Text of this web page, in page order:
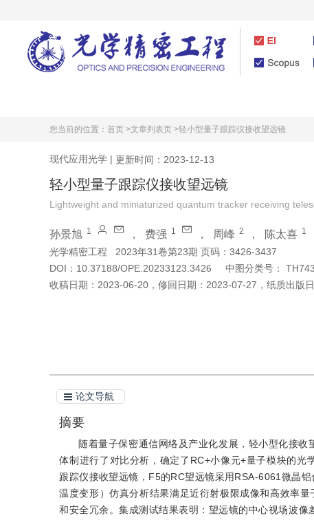
您当前的位置： 首页 >文章列表页 >轻小型量子跟踪仪接收望远镜
现代应用光学 | 更新时间：2023-12-13
轻小型量子跟踪仪接收望远镜
Lightweight and miniaturized quantum tracker receiving
孙景旭 1 ， 费强 1 ， 周峰 2 ， 陈太喜 1
光学精密工程
2023年31卷第23期 页码：3426-3437
DOI： 10.37188/OPE.20233123.3426 中图分类号：
收稿日期： 2023-06-20 ， 修回日期： 2023-07-27 ， 纸质出版日
论文导航
摘要
随着量子保密通信网络及产业化发展，轻小型化接
体制进行了对比分析，确定了RC+小像元+量子模块的光
跟踪仪接收望远镜，F5的RC望远镜采用RSA-6061微晶
温度变形）仿真分析结果满足近衍射极限成像和高效率
和安全冗余。集成测试结果表明：望远镜的中心视场波像